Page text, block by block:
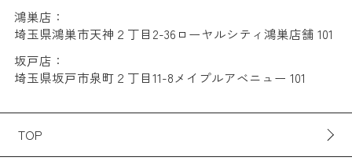
鴻巣店：
埼玉県鴻巣市天神２丁目2-36ローヤルシティ鴻巣店舗 101
坂戸店：
埼玉県坂戸市泉町２丁目11-8メイプルアベニュー 101
TOP